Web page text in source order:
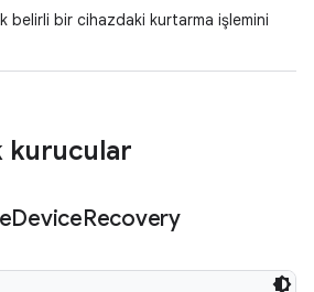
belirli bir cihazdaki kurtarma işlemini
kurucular
DeviceRecovery